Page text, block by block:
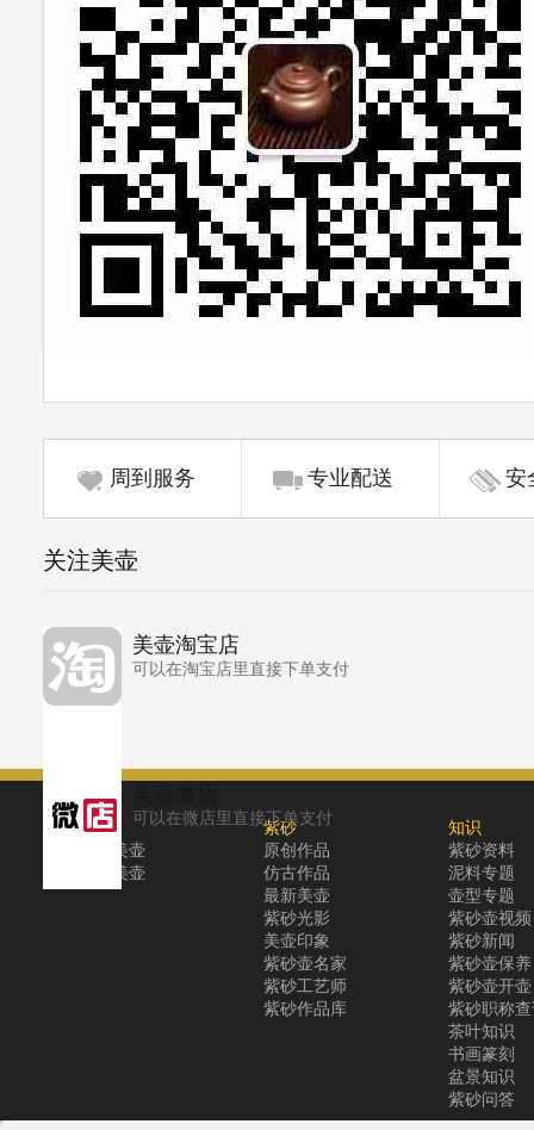
周到服务 专业配送 安
关注美壶
美壶淘宝店
可以在淘宝店里直接下单支付
可以在微店里直接下单支付
关于
关于美壶
联系美壶
紫砂
原创作品
仿古作品
最新美壶
紫砂光影
美壶印象
紫砂壶名家
紫砂工艺师
紫砂作品库
知识
紫砂资料
泥料专题
壶型专题
紫砂壶视频
紫砂新闻
紫砂壶保养
紫砂壶开壶
紫砂职称
茶叶知识
书画篆刻
盆景知识
紫砂问答